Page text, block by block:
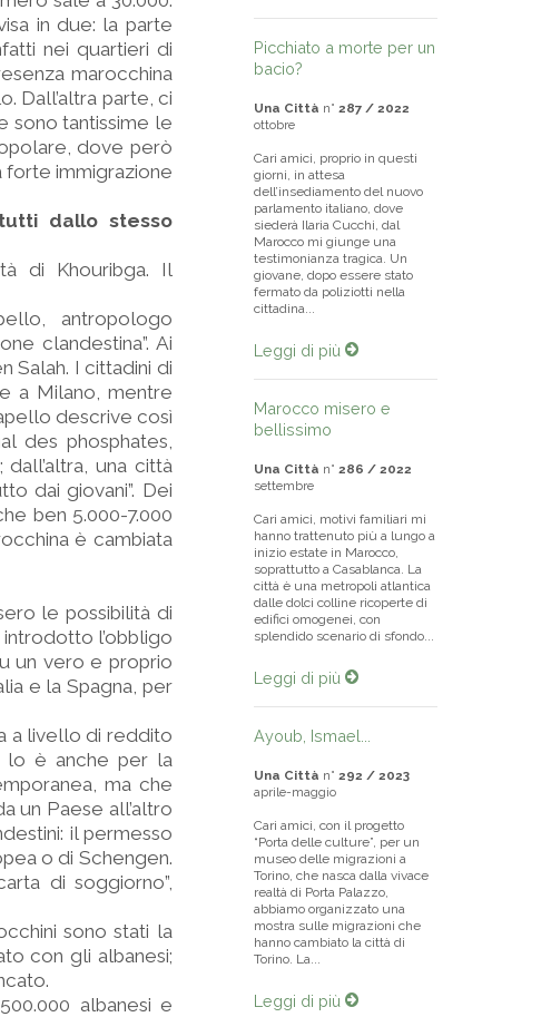
in due: la parte
nei quartieri di
marocchina
Dall’altra parte, ci
sono tantissime le
dove però
forte immigrazione
dallo stesso
di Khouribga. Il
antropologo
clandestina”. Ai
Salah. I cittadini di
a Milano, mentre
descrive così
des phosphates,
una città
dai giovani”. Dei
ben 5.000-7.000
è cambiata
le possibilità di
l’obbligo
un vero e proprio
e la Spagna, per
a livello di reddito
lo è anche per la
ma che
un Paese all’altro
il permesso
o di Schengen.
di soggiorno”,
sono stati la
con gli albanesi;
albanesi e
Picchiato a morte per un
bacio?
Una Città n° 287 / 2022
ottobre
Cari amici, proprio in questi
giorni, in attesa
dell’insediamento del nuovo
parlamento italiano, dove
siederà Ilaria Cucchi, dal
Marocco mi giunge una
testimonianza tragica. Un
giovane, dopo essere stato
fermato da poliziotti nella
cittadina...
Leggi di più
Marocco misero e
bellissimo
Una Città n° 286 / 2022
settembre
Cari amici, motivi familiari mi
hanno trattenuto più a lungo a
inizio estate in Marocco,
soprattutto a Casablanca. La
città è una metropoli atlantica
dalle dolci colline ricoperte di
edifici omogenei, con
splendido scenario di sfondo...
Leggi di più
Ayoub, Ismael...
Una Città n° 292 / 2023
aprile-maggio
Cari amici, con il progetto
“Porta delle culture”, per un
museo delle migrazioni a
Torino, che nasca dalla vivace
realtà di Porta Palazzo,
abbiamo organizzato una
mostra sulle migrazioni che
hanno cambiato la città di
Torino. La...
Leggi di più